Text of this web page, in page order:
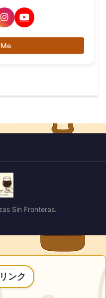
Sin Fronteras.
ンク